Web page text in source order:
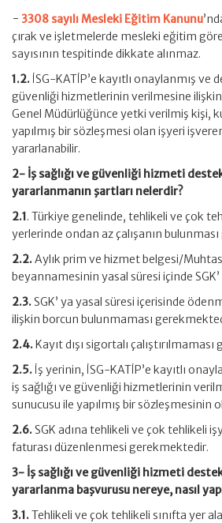
− 3308 sayılı Mesleki Eğitim Kanunu
çırak ve işletmelerde mesleki eğitim
sayısının tespitinde dikkate alınmaz.
1.2. İSG-KATİP’e kayıtlı onaylanmış ve
güvenliği hizmetlerinin verilmesine ilişkin,
Genel Müdürlüğünce yetki verilmiş kişi,
yapılmış bir sözleşmesi olan işyeri
yararlanabilir.
2- İş sağlığı ve güvenliği hizmeti
yararlanmanın şartları nelerdir?
2.1. Türkiye genelinde, tehlikeli ve çok
yerlerinde ondan az çalışanın
2.2.Aylık prim ve hizmet belgesi/
beyannamesinin yasal süresi içinde
2.3.SGK’ ya yasal süresi içerisinde
ilişkin borcun bulunmaması
2.4.Kayıt dışı sigortalı
2.5. İş yerinin, İSG-KATİP’e kayıtlı
iş sağlığı ve güvenliği hizmetlerinin
sunucusu ile yapılmış bir sözleşmesinin
2.6.SGK adına tehlikeli ve çok tehlikeli
faturası düzenlenmesi gerekmektedir.
3- İş sağlığı ve güvenliği hizmeti
yararlanma başvurusu nereye, nasıl
3.1.Tehlikeli ve çok tehlikeli sınıfta yer